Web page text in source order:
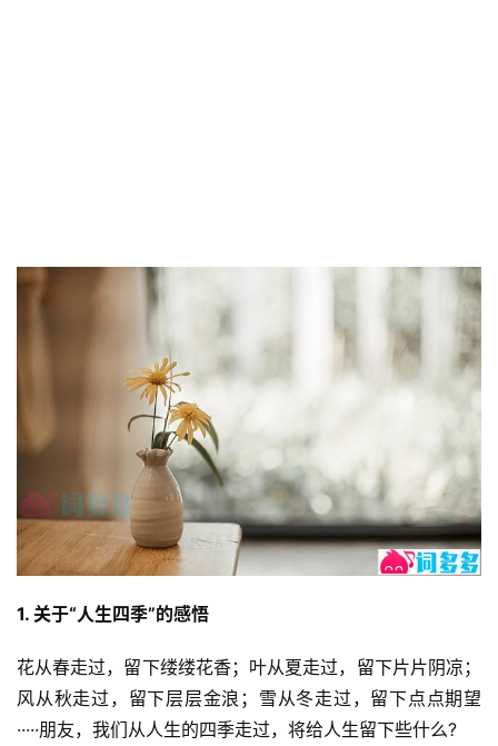
1. 关于“人生四季”的感悟
花从春走过，留下缕缕花香；叶从夏走过，留下片片阴凉；
风从秋走过，留下层层金浪；雪从冬走过，留下点点期望
·····朋友，我们从人生的四季走过，将给人生留下些什么?